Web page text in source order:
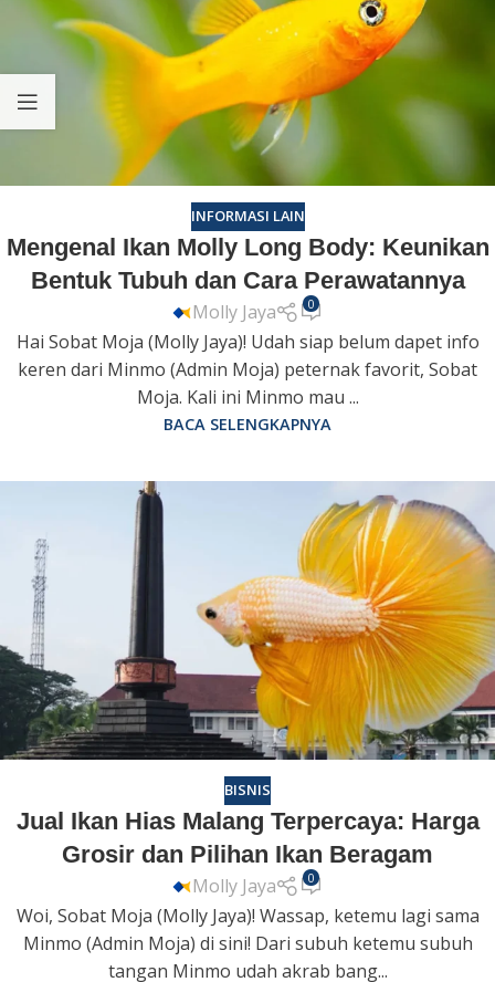
INFORMASI LAIN
Mengenal Ikan Molly Long Body: Keunikan
Bentuk Tubuh dan Cara Perawatannya
Molly Jaya 0
Hai Sobat Moja (Molly Jaya)! Udah siap belum dapet info
keren dari Minmo (Admin Moja) peternak favorit, Sobat
Moja. Kali ini Minmo mau ...
BACA SELENGKAPNYA
BISNIS
Jual Ikan Hias Malang Terpercaya: Harga
Grosir dan Pilihan Ikan Beragam
Molly Jaya 0
Woi, Sobat Moja (Molly Jaya)! Wassap, ketemu lagi sama
Minmo (Admin Moja) di sini! Dari subuh ketemu subuh
tangan Minmo udah akrab bang...